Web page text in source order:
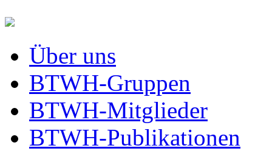
Über uns
BTWH-Gruppen
BTWH-Mitglieder
BTWH-Publikationen